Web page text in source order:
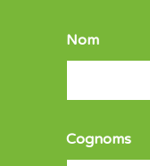
Nom
Cognoms